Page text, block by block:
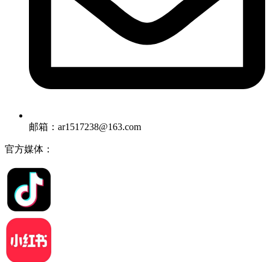
邮箱：ar1517238@163.com
官方媒体：